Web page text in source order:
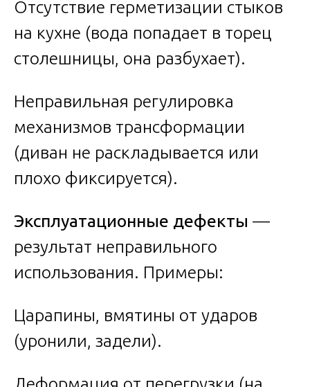
Отсутствие герметизации стыков
на кухне (вода попадает в торец
столешницы, она разбухает).
Неправильная регулировка
механизмов трансформации
(диван не раскладывается или
плохо фиксируется).
Эксплуатационные дефекты —
результат неправильного
использования. Примеры:
Царапины, вмятины от ударов
(уронили, задели).